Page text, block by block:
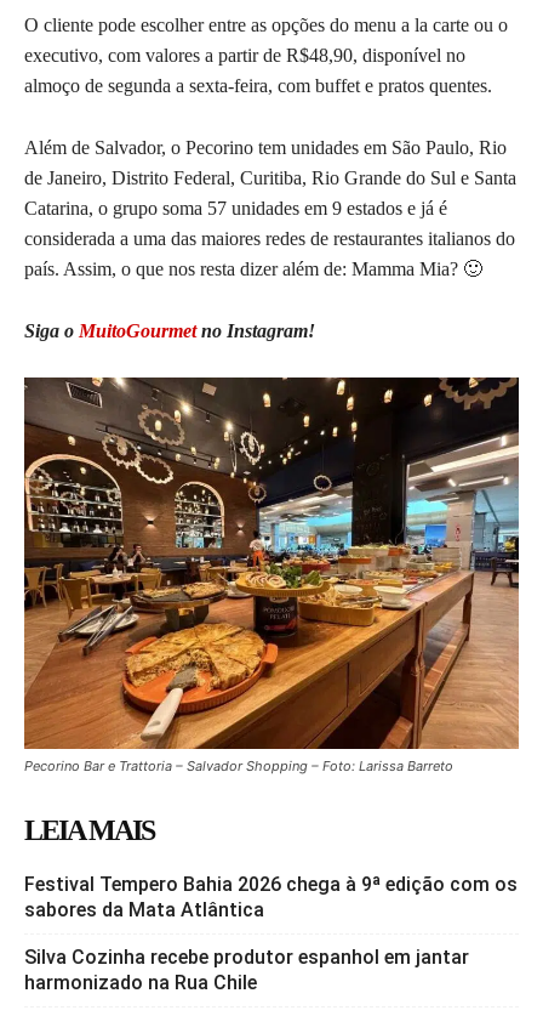
O cliente pode escolher entre as opções do menu a la carte ou o
executivo, com valores a partir de R$48,90, disponível no
almoço de segunda a sexta-feira, com buffet e pratos quentes.
Além de Salvador, o Pecorino tem unidades em São Paulo, Rio
de Janeiro, Distrito Federal, Curitiba, Rio Grande do Sul e Santa
Catarina, o grupo soma 57 unidades em 9 estados e já é
considerada a uma das maiores redes de restaurantes italianos do
país. Assim, o que nos resta dizer além de: Mamma Mia? 🙂
Siga o MuitoGourmetno Instagram!
Pecorino Bar e Trattoria – Salvador Shopping – Foto: Larissa Barreto
LEIA MAIS
Festival Tempero Bahia 2026 chega à 9ª edição com os
sabores da Mata Atlântica
Silva Cozinha recebe produtor espanhol em jantar
harmonizado na Rua Chile